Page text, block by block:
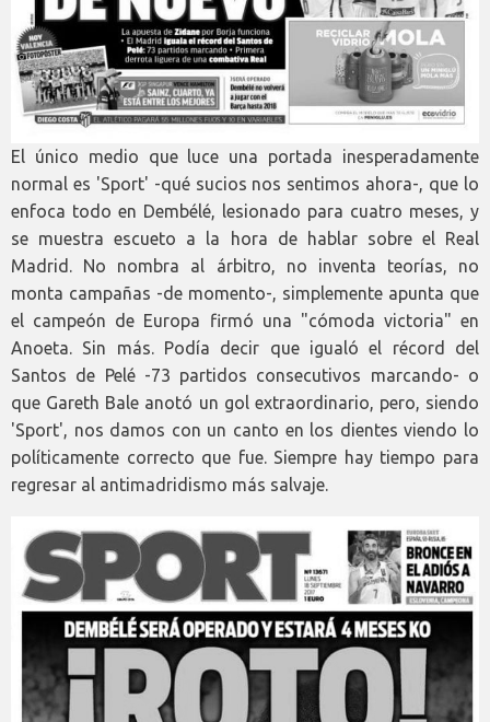
El único medio que luce una portada inesperadamente
normal es 'Sport' -qué sucios nos sentimos ahora-, que lo
enfoca todo en Dembélé, lesionado para cuatro meses, y
se muestra escueto a la hora de hablar sobre el Real
Madrid. No nombra al árbitro, no inventa teorías, no
monta campañas -de momento-, simplemente apunta que
el campeón de Europa firmó una "cómoda victoria" en
Anoeta. Sin más. Podía decir que igualó el récord del
Santos de Pelé -73 partidos consecutivos marcando- o
que Gareth Bale anotó un gol extraordinario, pero, siendo
'Sport', nos damos con un canto en los dientes viendo lo
políticamente correcto que fue. Siempre hay tiempo para
regresar al antimadridismo más salvaje.